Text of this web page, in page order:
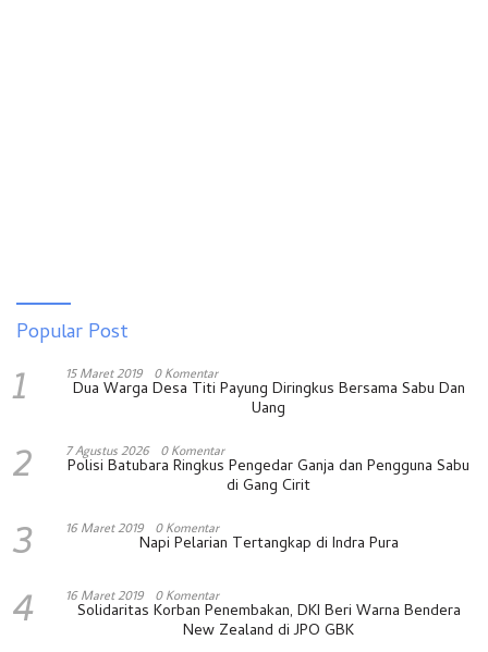
Popular Post
1 15 Maret 2019 0 Komentar
Dua Warga Desa Titi Payung Diringkus Bersama Sabu Dan
Uang
2 7 Agustus 2026 0 Komentar
Polisi Batubara Ringkus Pengedar Ganja dan Pengguna Sabu
di Gang Cirit
3 16 Maret 2019 0 Komentar
Napi Pelarian Tertangkap di Indra Pura
4 16 Maret 2019 0 Komentar
Solidaritas Korban Penembakan, DKI Beri Warna Bendera
New Zealand di JPO GBK